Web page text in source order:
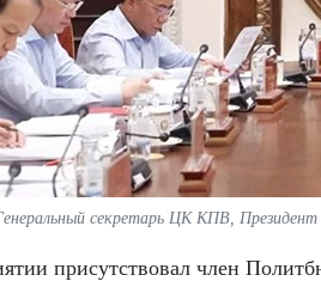
секретарь ЦК КПВ,
присутствовал член